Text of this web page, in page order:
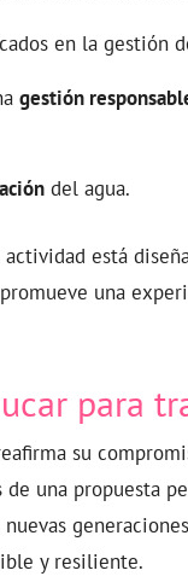
en la gestión
gestión
del agua.
actividad está
una
para
su
de una propuesta
y resiliente.